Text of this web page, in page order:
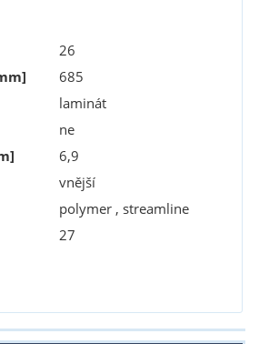
26
685
laminát
ne
6,9
vnější
polymer , streamline
27